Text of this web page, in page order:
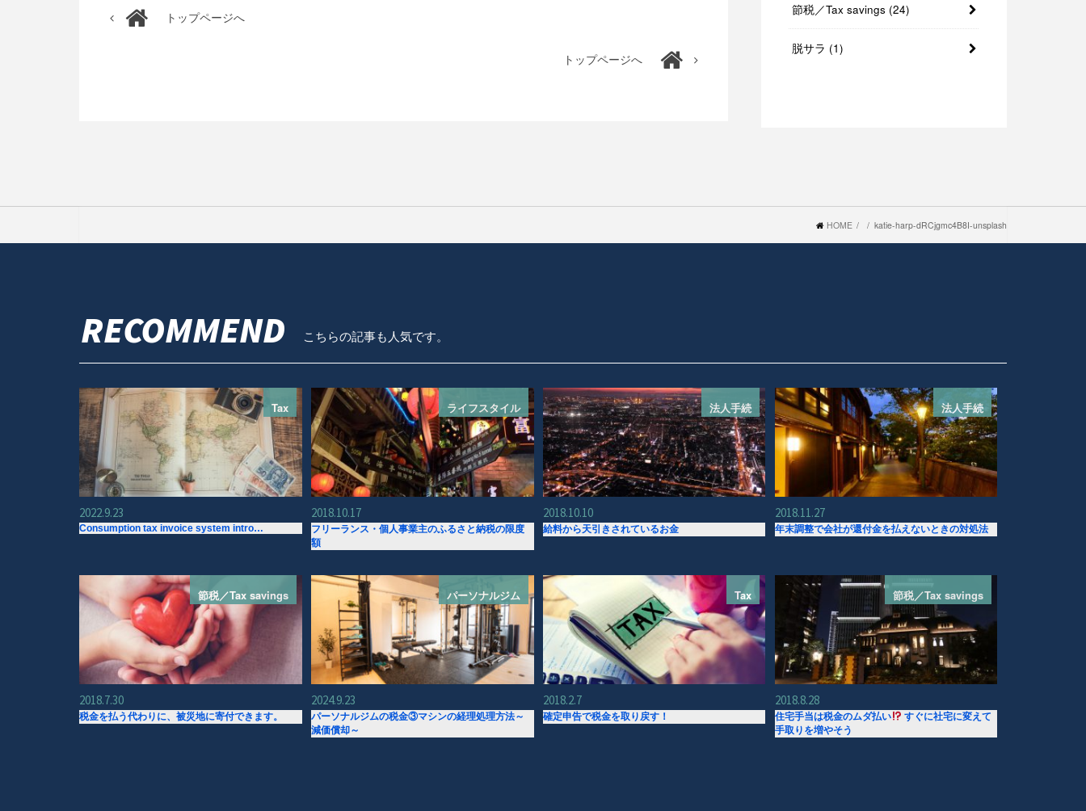
トップページへ
トップページへ
節税／Tax savings (24)
脱サラ (1)
HOME katie-harp-dRCjgmc4B8I-unsplash
RECOMMEND こちらの記事も人気です。
Tax
2022.9.23
Consumption tax invoice system intro…
ライフスタイル
2018.10.17
フリーランス・個人事業主のふるさと納税の限度
額
法人手続
2018.10.10
給料から天引きされているお金
法人手続
2018.11.27
年末調整で会社が還付金を払えないときの対処法
節税／Tax savings
2018.7.30
税金を払う代わりに、被災地に寄付できます。
パーソナルジム
2024.9.23
パーソナルジムの税金③マシンの経理処理方法～
減価償却～
Tax
2018.2.7
確定申告で税金を取り戻す！
節税／Tax savings
2018.8.28
住宅手当は税金のムダ払い
すぐに社宅に変えて
手取りを増やそう